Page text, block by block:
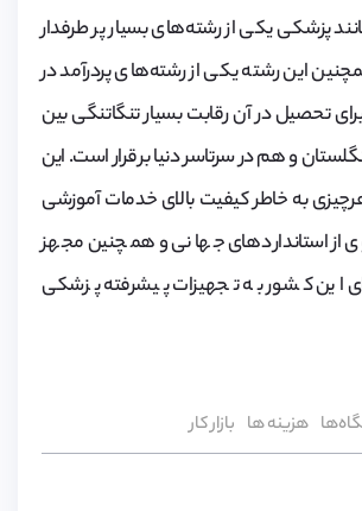
پزشکی یکی از رشته‌های بسیار پر طرفدار
این رشته یکی از رشته‌های پردرآمد در
تحصیل در آن رقابت بسیار تنگاتنگی بین
و هم در سرتاسر دنیا برقرار است. این
به خاطر کیفیت بالای خدمات آموزشی
از استانداردهای جهانی و همچنین مجهز
این کشور به تجهیزات پیشرفته‌ پزشکی
هزینه ‌ها بازار کار